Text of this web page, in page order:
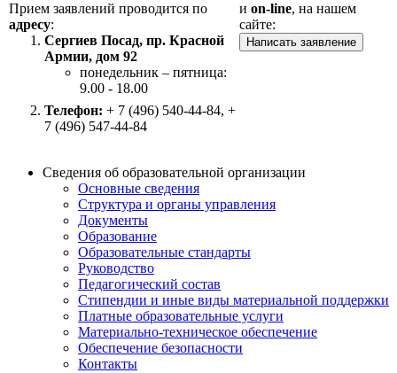
Прием заявлений проводится по
адресу:
Сергиев Посад, пр. Красной
Армии, дом 92
понедельник – пятница:
9.00 - 18.00
Телефон: + 7 (496) 540-44-84, +
7 (496) 547-44-84
и on-line, на нашем
сайте:
Написать заявление
Сведения об образовательной организации
Основные сведения
Структура и органы управления
Документы
Образование
Образовательные стандарты
Руководство
Педагогический состав
Стипендии и иные виды материальной поддержки
Платные образовательные услуги
Материально-техническое обеспечение
Обеспечение безопасности
Контакты